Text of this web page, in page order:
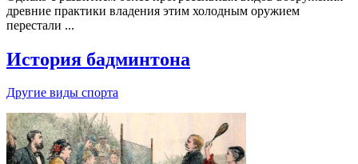
древние практики владения этим холодным оружием
перестали ...
История бадминтона
Другие виды спорта